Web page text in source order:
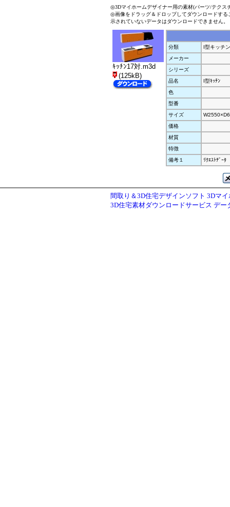
◎3Dマイホームデザイナー用の素材(パーツ/テクス
◎画像をドラッグ＆ドロップしてダウンロードす
示されていないデータはダウンロードできません。
ｷｯﾁﾝ17対.m3d
(125kB)
分類
I型キッチン
メーカー
シリーズ
品名
I型ｷｯﾁﾝ
色
型番
サイズ
価格
材質
特徴
備考１
ﾘｸｴｽﾄﾃﾞｰﾀ
間取り＆3D住宅デザインソフト 3Dマ
3D住宅素材ダウンロードサービス デー